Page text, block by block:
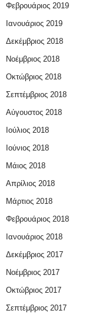
Φεβρουάριος 2019
Ιανουάριος 2019
Δεκέμβριος 2018
Νοέμβριος 2018
Οκτώβριος 2018
Σεπτέμβριος 2018
Αύγουστος 2018
Ιούλιος 2018
Ιούνιος 2018
Μάιος 2018
Απρίλιος 2018
Μάρτιος 2018
Φεβρουάριος 2018
Ιανουάριος 2018
Δεκέμβριος 2017
Νοέμβριος 2017
Οκτώβριος 2017
Σεπτέμβριος 2017